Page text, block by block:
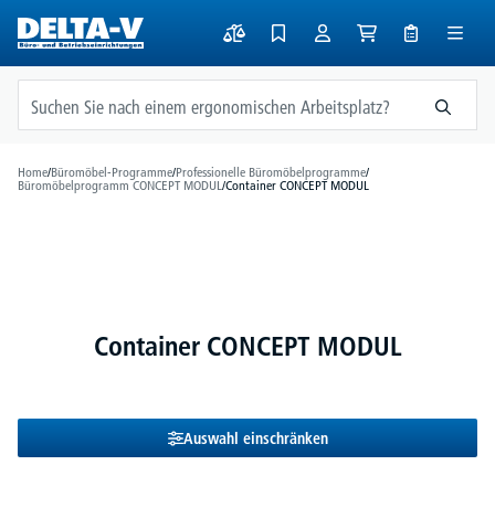
springen
Home/Büromöbel-Programme/Professionelle Büromöbelprogramme/
Büromöbelprogramm CONCEPT MODUL/Container CONCEPT MODUL
Container CONCEPT MODUL
Auswahl einschränken